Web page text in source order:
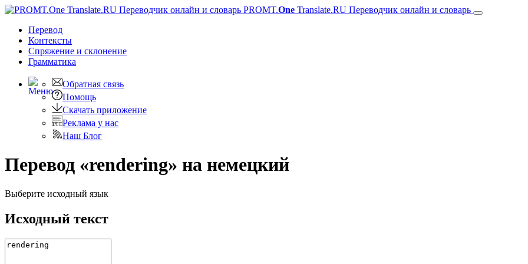
PROMT.One Translate.RU Переводчик онлайн и словарь
Перевод
Контексты
Спряжение и склонение
Грамматика
Обратная связь
Помощь
Скачать приложение
Реклама у нас
Наш Блог
Перевод «rendering» на немецкий
Выберите исходный язык
Исходный текст